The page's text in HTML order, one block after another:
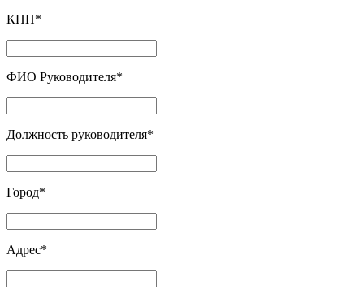
КПП*
ФИО Руководителя*
Должность руководителя*
Город*
Адрес*